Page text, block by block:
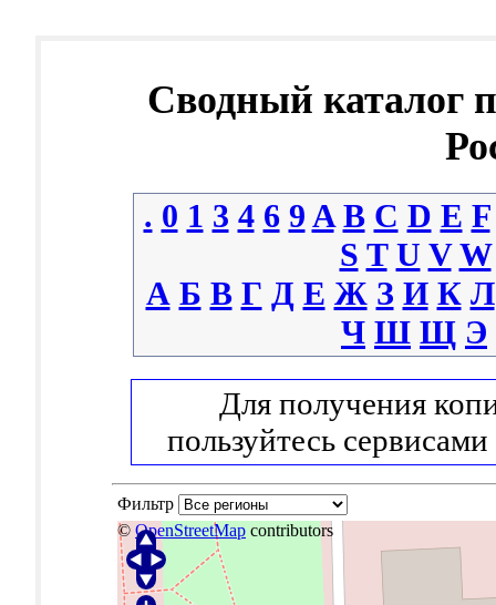
Сводный каталог
. 0 1 3 4 6 9 A B C D E F
S T U V W
А Б В Г Д Е Ж З И К Л
Ч Ш Щ Э
Для получения
пользуйтесь сервисами
Фильтр
© OpenStreetMap contributors